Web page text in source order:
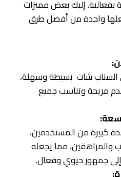
إليك بعض مميزات
واحدة من أفضل طرق
شات بسيطة وسهلة،
مريحة وتناسب جميع
كبيرة من المستخدمين،
مما يجعله
جمهور حيوي وفعال.